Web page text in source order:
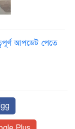
আপডেট পেতে